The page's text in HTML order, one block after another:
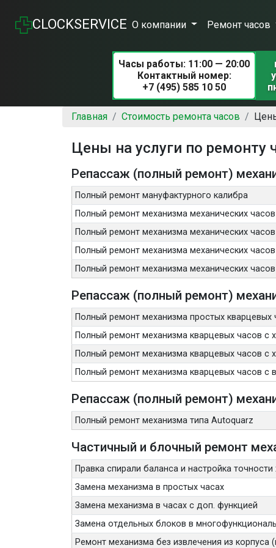
CLOCKSERVICE О компании Ремонт часов
Часы работы: 11:00 — 20:00
Контактный номер:
+7 (495) 585 10 50
Главная Стоимость ремонта часов
Цены на услуги по ремонту
Репассаж (полный ремонт)
Полный ремонт мануфактурного калибра
Полный ремонт механизма механических
Полный ремонт механизма механических
Полный ремонт механизма механических
Полный ремонт механизма механических
Репассаж (полный ремонт)
Полный ремонт механизма простых кварцевых
Полный ремонт механизма кварцевых часов с
Полный ремонт механизма кварцевых часов с
Полный ремонт механизма кварцевых часов с
Репассаж (полный ремонт)
Полный ремонт механизма типа Autoquarz
Частичный и блочный ремонт
Правка спирали баланса и настройка точности
Замена механизма в простых часах
Замена механизма в часах с доп. функцией
Замена отдельных блоков в
Ремонт механизма без извлечения из корпуса